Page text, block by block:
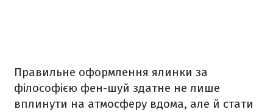
Правильне оформлення ялинки за
філософією фен-шуй здатне не лише
вплинути на атмосферу вдома, але й стати